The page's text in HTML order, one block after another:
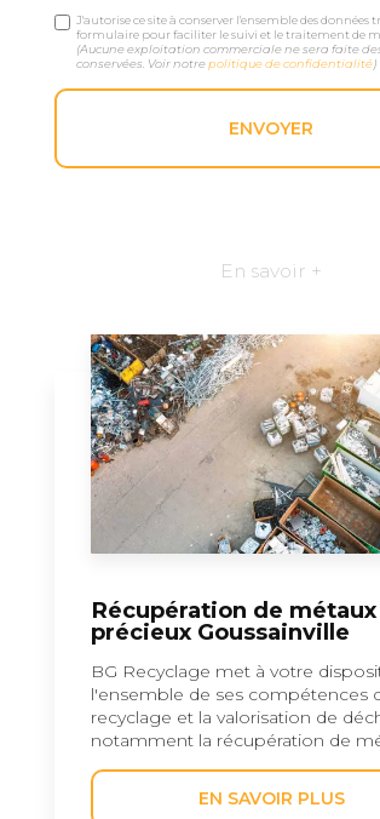
J'autorise ce site à conserver l'ensemble des données
formulaire pour faciliter le suivi et le traitement de
(Aucune exploitation commerciale ne sera faite
conservées. Voir notrepolitique de confidentialité)
En savoir +
Récupération de métaux
précieux Goussainville
BG Recyclage met à votre
l'ensemble de ses compétences
recyclage et la valorisation de
notamment la récupération de
EN SAVOIR PLUS